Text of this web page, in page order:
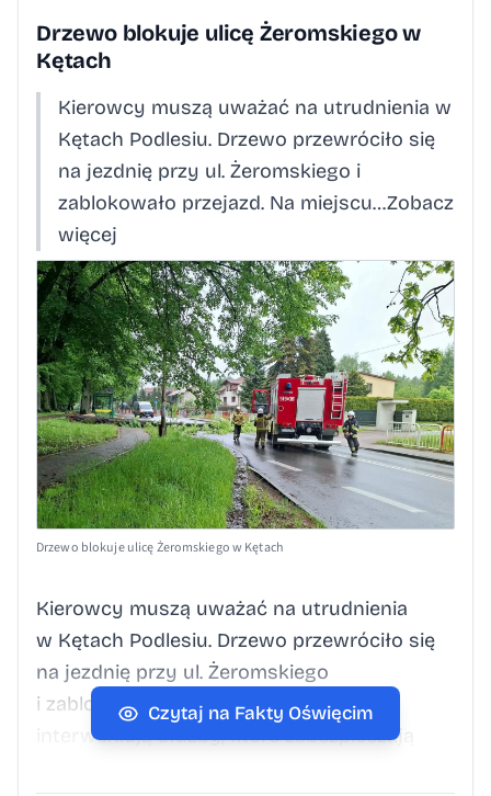
Drzewo blokuje ulicę Żeromskiego w
Kętach
Kierowcy muszą uważać na utrudnienia w
Kętach Podlesiu. Drzewo przewróciło się
na jezdnię przy ul. Żeromskiego i
zablokowało przejazd. Na miejscu…Zobacz
więcej
Drzewo blokuje ulicę Żeromskiego w Kętach
Kierowcy muszą uważać na utrudnienia
w Kętach Podlesiu. Drzewo przewróciło się
na jezdnię przy ul. Żeromskiego
i zablokowało przejazd. Na miejscu
interweniują służby, które zabezpieczają
Czytaj na Fakty Oświęcim